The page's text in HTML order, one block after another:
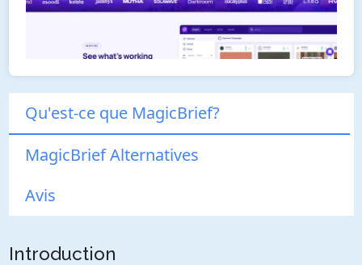
Qu'est-ce que MagicBrief?
MagicBrief Alternatives
Avis
Introduction